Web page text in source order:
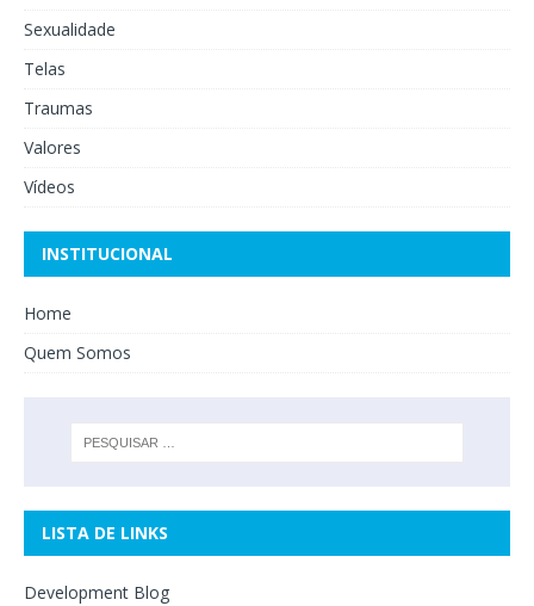
Sexualidade
Telas
Traumas
Valores
Vídeos
INSTITUCIONAL
Home
Quem Somos
LISTA DE LINKS
Development Blog